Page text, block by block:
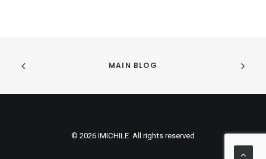
MAIN BLOG
© 2026 IMICHILE. All rights reserved